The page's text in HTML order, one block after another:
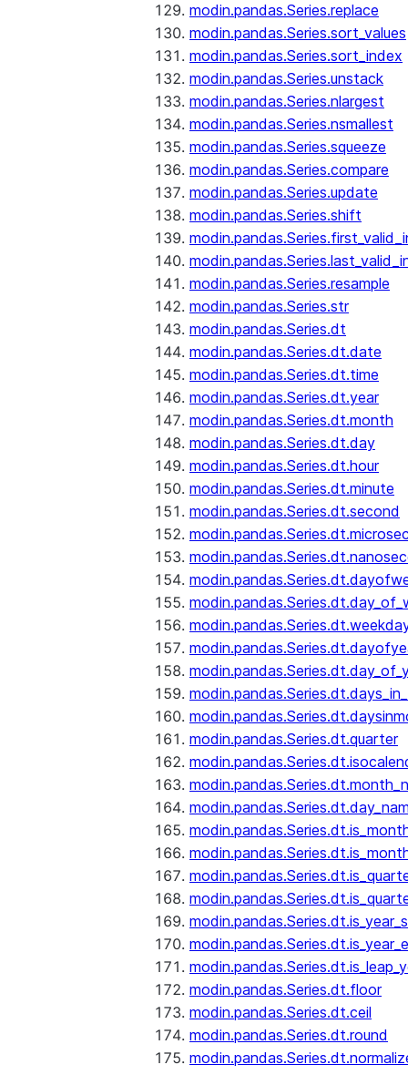
modin.pandas.Series.replace
modin.pandas.Series.sort_values
modin.pandas.Series.sort_index
modin.pandas.Series.unstack
modin.pandas.Series.nlargest
modin.pandas.Series.nsmallest
modin.pandas.Series.squeeze
modin.pandas.Series.compare
modin.pandas.Series.update
modin.pandas.Series.shift
modin.pandas.Series.resample
modin.pandas.Series.str
modin.pandas.Series.dt
modin.pandas.Series.dt.date
modin.pandas.Series.dt.time
modin.pandas.Series.dt.year
modin.pandas.Series.dt.month
modin.pandas.Series.dt.day
modin.pandas.Series.dt.hour
modin.pandas.Series.dt.minute
modin.pandas.Series.dt.second
modin.pandas.Series.dt.quarter
modin.pandas.Series.dt.floor
modin.pandas.Series.dt.ceil
modin.pandas.Series.dt.round